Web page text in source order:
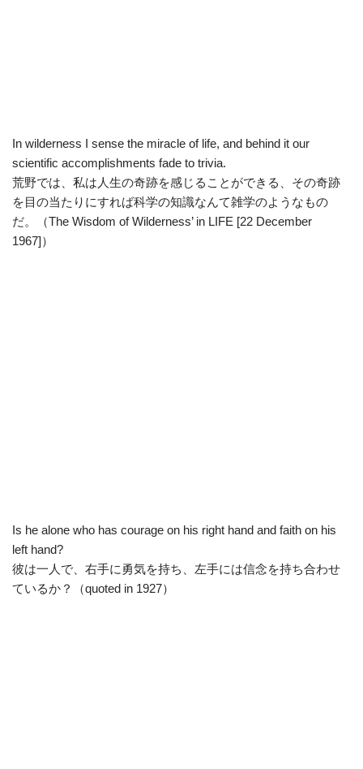
In wilderness I sense the miracle of life, and behind it our
scientific accomplishments fade to trivia.
荒野では、私は人生の奇跡を感じることができる、その奇跡
を目の当たりにすれば科学の知識なんて雑学のようなもの
だ。（The Wisdom of Wilderness’ in LIFE [22 December
1967]）
Is he alone who has courage on his right hand and faith on his
left hand?
彼は一人で、右手に勇気を持ち、左手には信念を持ち合わせ
ているか？（quoted in 1927）